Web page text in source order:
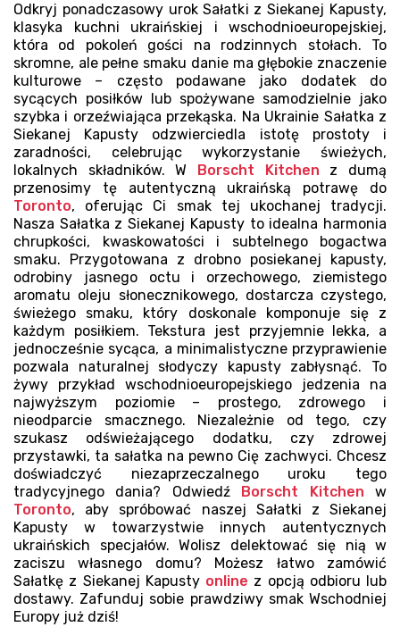
Odkryj ponadczasowy urok Sałatki z Siekanej Kapusty,
klasyka kuchni ukraińskiej i wschodnioeuropejskiej,
która od pokoleń gości na rodzinnych stołach. To
skromne, ale pełne smaku danie ma głębokie znaczenie
kulturowe – często podawane jako dodatek do
sycących posiłków lub spożywane samodzielnie jako
szybka i orzeźwiająca przekąska. Na Ukrainie Sałatka z
Siekanej Kapusty odzwierciedla istotę prostoty i
zaradności, celebrując wykorzystanie świeżych,
lokalnych składników. W
Borscht Kitchen z dumą
przenosimy tę autentyczną ukraińską potrawę do
Toronto, oferując Ci smak tej ukochanej tradycji.
Nasza Sałatka z Siekanej Kapusty to idealna harmonia
chrupkości, kwaskowatości i subtelnego bogactwa
smaku. Przygotowana z drobno posiekanej kapusty,
odrobiny jasnego octu i orzechowego, ziemistego
aromatu oleju słonecznikowego, dostarcza czystego,
świeżego smaku, który doskonale komponuje się z
każdym posiłkiem. Tekstura jest przyjemnie lekka, a
jednocześnie sycąca, a minimalistyczne przyprawienie
pozwala naturalnej słodyczy kapusty zabłysnąć. To
żywy przykład wschodnioeuropejskiego jedzenia na
najwyższym poziomie – prostego, zdrowego i
nieodparcie smacznego. Niezależnie od tego, czy
szukasz odświeżającego dodatku, czy zdrowej
przystawki, ta sałatka na pewno Cię zachwyci. Chcesz
doświadczyć niezaprzeczalnego uroku tego
tradycyjnego dania? Odwiedź
Borscht Kitchen w
Toronto, aby spróbować naszej Sałatki z Siekanej
Kapusty w towarzystwie innych autentycznych
ukraińskich specjałów. Wolisz delektować się nią w
zaciszu własnego domu? Możesz łatwo zamówić
Sałatkę z Siekanej Kapusty online z opcją odbioru lub
dostawy. Zafunduj sobie prawdziwy smak Wschodniej
Europy już dziś!